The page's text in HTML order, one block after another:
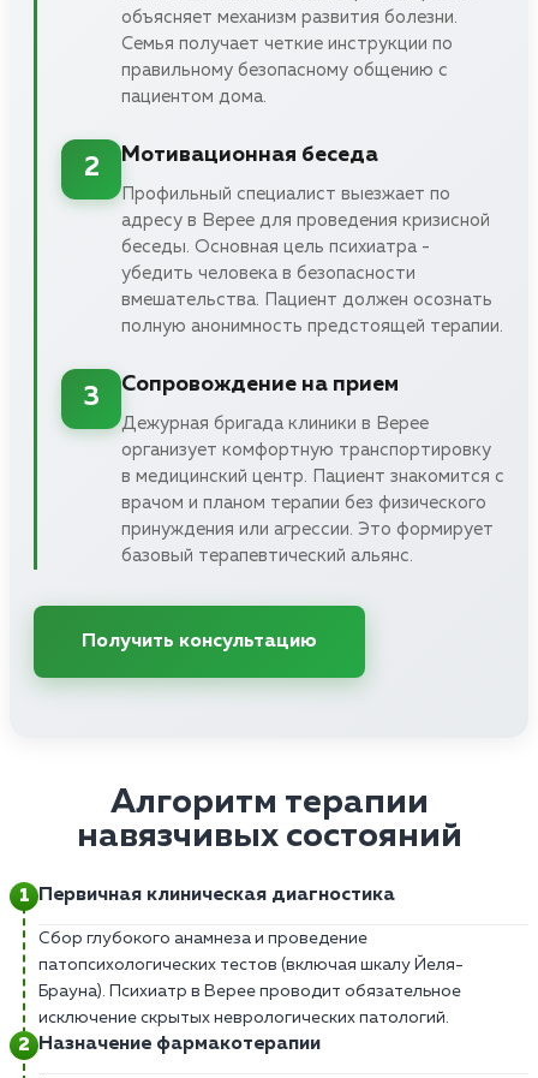
объясняет механизм развития болезни.
Семья получает четкие инструкции по
правильному безопасному общению с
пациентом дома.
2
Мотивационная беседа
Профильный специалист выезжает по
адресу в Верее для проведения кризисной
беседы. Основная цель психиатра -
убедить человека в безопасности
вмешательства. Пациент должен осознать
полную анонимность предстоящей терапии.
3
Сопровождение на прием
Дежурная бригада клиники в Верее
организует комфортную транспортировку
в медицинский центр. Пациент знакомится с
врачом и планом терапии без физического
принуждения или агрессии. Это формирует
базовый терапевтический альянс.
Получить консультацию
Алгоритм терапии
навязчивых состояний
Первичная клиническая диагностика
Сбор глубокого анамнеза и проведение
патопсихологических тестов (включая шкалу Йеля-
Брауна). Психиатр в Верее проводит обязательное
исключение скрытых неврологических патологий.
Назначение фармакотерапии